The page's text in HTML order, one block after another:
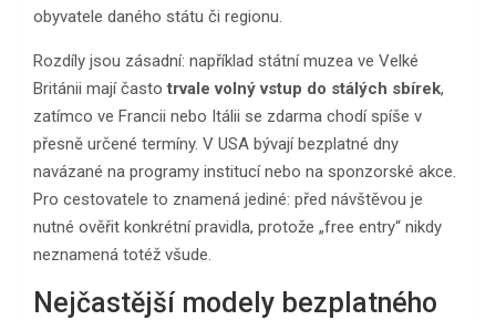
obyvatele daného státu či regionu.
Rozdíly jsou zásadní: například státní muzea ve Velké
Británii mají častotrvale volný vstup do stálých sbírek,
zatímco ve Francii nebo Itálii se zdarma chodí spíše v
přesně určené termíny. V USA bývají bezplatné dny
navázané na programy institucí nebo na sponzorské akce.
Pro cestovatele to znamená jediné: před návštěvou je
nutné ověřit konkrétní pravidla, protože „free entry“ nikdy
neznamená totéž všude.
Nejčastější modely bezplatného